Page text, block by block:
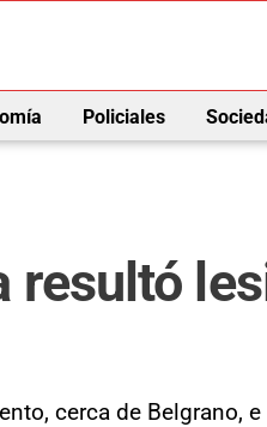
Policiales
cerca de